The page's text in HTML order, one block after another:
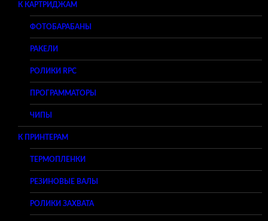
К КАРТРИДЖАМ
ФОТОБАРАБАНЫ
РАКЕЛИ
РОЛИКИ RPC
ПРОГРАММАТОРЫ
ЧИПЫ
К ПРИНТЕРАМ
ТЕРМОПЛЕНКИ
РЕЗИНОВЫЕ ВАЛЫ
РОЛИКИ ЗАХВАТА